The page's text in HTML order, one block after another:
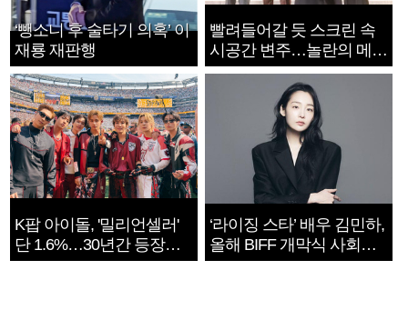
‘뺑소니 후 술타기 의혹’ 이
재룡 재판행
빨려들어갈 듯 스크린 속
시공간 변주…놀란의 메시
지는 ‘전쟁 속죄’
K팝 아이돌, '밀리언셀러'
단 1.6%…30년간 등장
1182개팀 전수조사
‘라이징 스타’ 배우 김민하,
올해 BIFF 개막식 사회자
확정